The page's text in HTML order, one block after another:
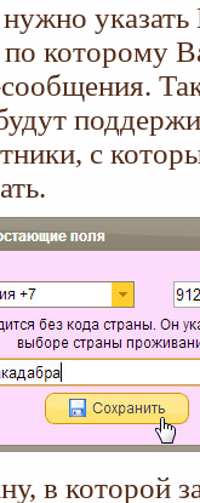
которому
с
в которой